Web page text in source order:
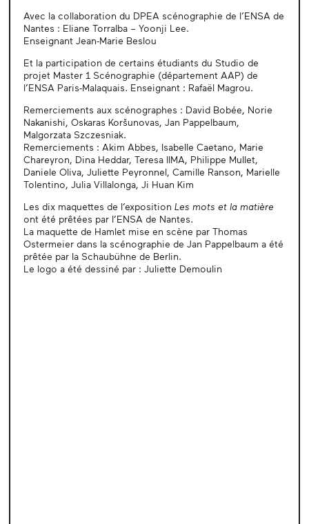
Avec la collaboration du DPEA scénographie de l’ENSA de
Nantes : Eliane Torralba – Yoonji Lee.
Enseignant Jean-Marie Beslou
Et la participation de certains étudiants du Studio de
projet Master 1 Scénographie (département AAP) de
l’ENSA Paris-Malaquais. Enseignant : Rafaël Magrou.
Remerciements aux scénographes : David Bobée, Norie
Nakanishi, Oskaras Koršunovas, Jan Pappelbaum,
Malgorzata Szczesniak.
Remerciements : Akim Abbes, Isabelle Caetano, Marie
Chareyron, Dina Heddar, Teresa lIMA, Philippe Mullet,
Daniele Oliva, Juliette Peyronnel, Camille Ranson, Marielle
Tolentino, Julia Villalonga, Ji Huan Kim
Les dix maquettes de l’exposition Les mots et la matière
ont été prêtées par l’ENSA de Nantes.
La maquette de Hamlet mise en scène par Thomas
Ostermeier dans la scénographie de Jan Pappelbaum a été
prêtée par la Schaubühne de Berlin.
Le logo a été dessiné par : Juliette Demoulin